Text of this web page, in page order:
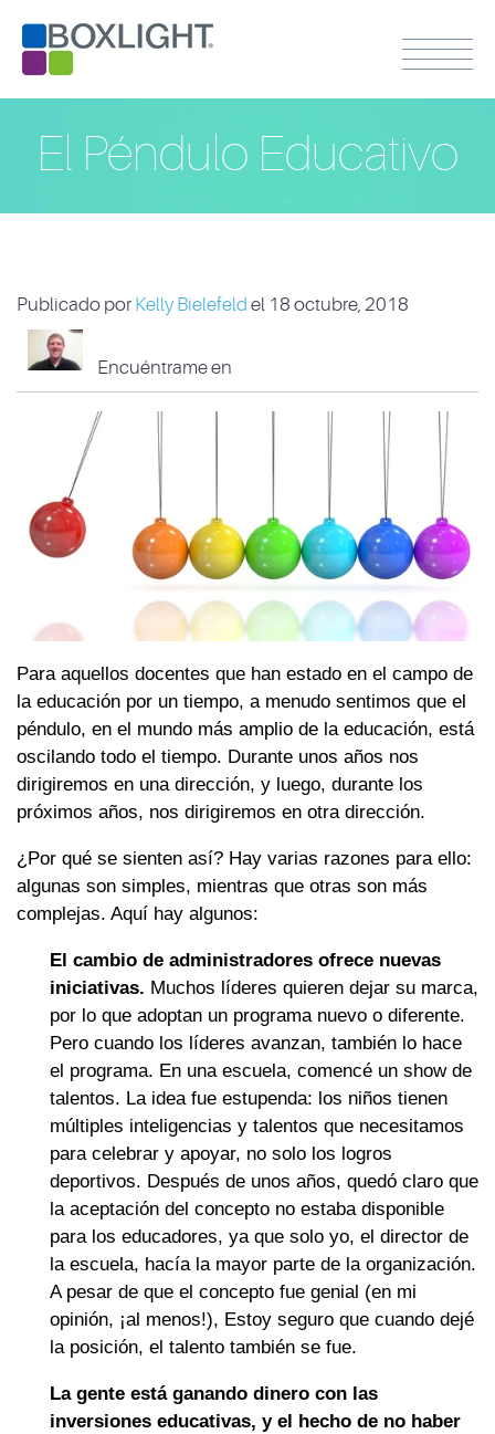
El Péndulo Educativo
Publicado por Kelly Bielefeld el 18 octubre, 2018
Encuéntrame en
Para aquellos docentes que han estado en el campo de
la educación por un tiempo, a menudo sentimos que el
péndulo, en el mundo más amplio de la educación, está
oscilando todo el tiempo. Durante unos años nos
dirigiremos en una dirección, y luego, durante los
próximos años, nos dirigiremos en otra dirección.
¿Por qué se sienten así? Hay varias razones para ello:
algunas son simples, mientras que otras son más
complejas. Aquí hay algunos:
El cambio de administradores ofrece nuevas
iniciativas. Muchos líderes quieren dejar su marca,
por lo que adoptan un programa nuevo o diferente.
Pero cuando los líderes avanzan, también lo hace
el programa. En una escuela, comencé un show de
talentos. La idea fue estupenda: los niños tienen
múltiples inteligencias y talentos que necesitamos
para celebrar y apoyar, no solo los logros
deportivos. Después de unos años, quedó claro que
la aceptación del concepto no estaba disponible
para los educadores, ya que solo yo, el director de
la escuela, hacía la mayor parte de la organización.
A pesar de que el concepto fue genial (en mi
opinión, ¡al menos!), Estoy seguro que cuando dejé
la posición, el talento también se fue.
La gente está ganando dinero con las
inversiones educativas, y el hecho de no haber